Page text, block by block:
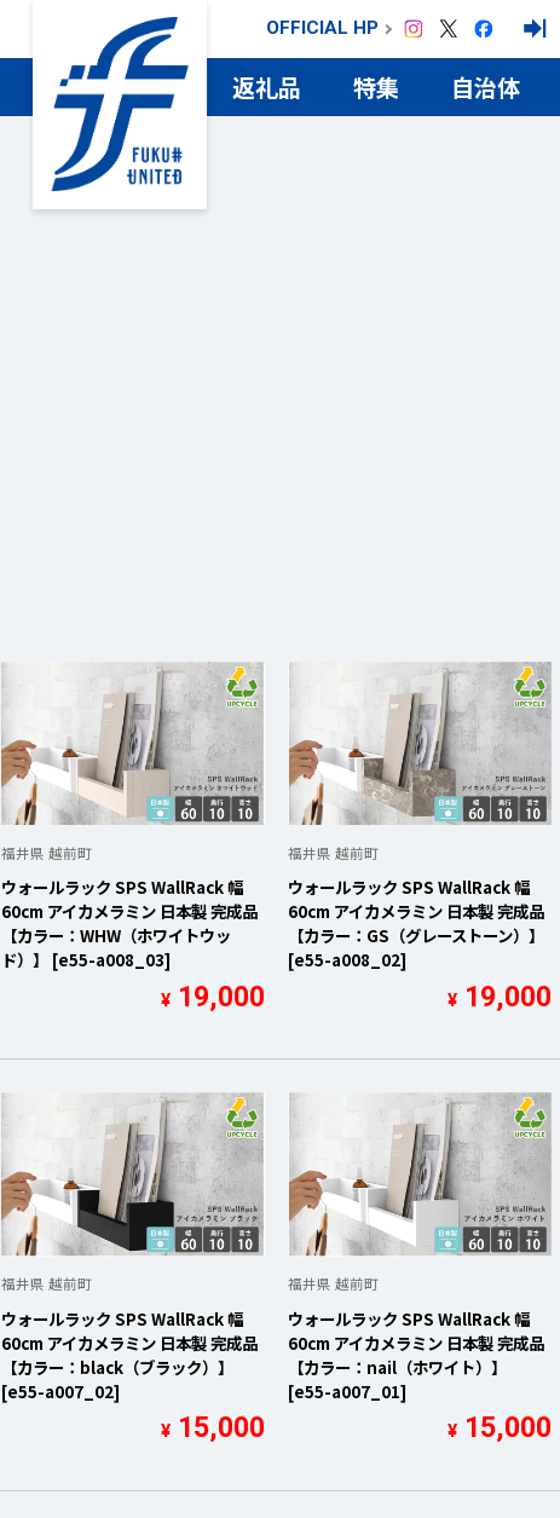
OFFICIAL HP
検索 返礼品 特集 自治体
福井県 越前町
ウォールラック SPS WallRack 幅
60cm アイカメラミン 日本製 完成品
【カラー：WHW（ホワイトウッ
ド）】 [e55-a008_03]
¥19,000
福井県 越前町
ウォールラック SPS WallRack 幅
60cm アイカメラミン 日本製 完成品
【カラー：GS（グレーストーン）】
[e55-a008_02]
¥ 19,000
福井県 越前町
ウォールラック SPS WallRack 幅
60cm アイカメラミン 日本製 完成品
【カラー：black（ブラック）】
[e55-a007_02]
¥15,000
福井県 越前町
ウォールラック SPS WallRack 幅
60cm アイカメラミン 日本製 完成品
【カラー：nail（ホワイト）】
[e55-a007_01]
¥ 15,000